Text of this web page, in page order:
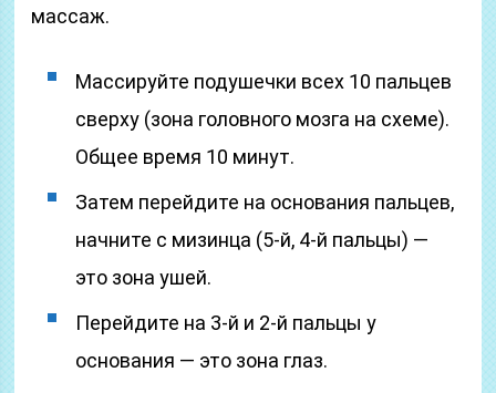
массаж.
Массируйте подушечки всех 10 пальцев
сверху (зона головного мозга на схеме).
Общее время 10 минут.
Затем перейдите на основания пальцев,
начните с мизинца (5-й, 4-й пальцы) —
это зона ушей.
Перейдите на 3-й и 2-й пальцы у
основания — это зона глаз.